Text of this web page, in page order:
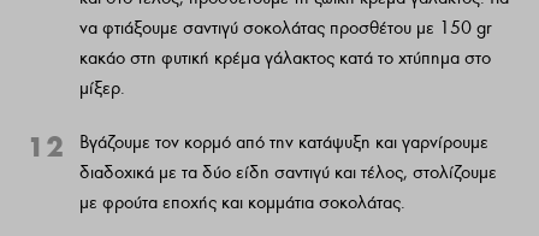
να φτιάξουμε σαντιγύ σοκολάτας προσθέτου με 150 gr
κακάο στη φυτική κρέμα γάλακτος κατά το χτύπημα στο
μίξερ.
12
Βγάζουμε τον κορμό από την κατάψυξη και γαρνίρουμε
διαδοχικά με τα δύο είδη σαντιγύ και τέλος, στολίζουμε
με φρούτα εποχής και κομμάτια σοκολάτας.